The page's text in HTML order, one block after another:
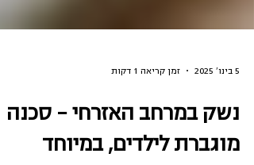
5 בינו׳ 2025 זמן קריאה 1 דקות
נשק במרחב האזרחי - סכנה